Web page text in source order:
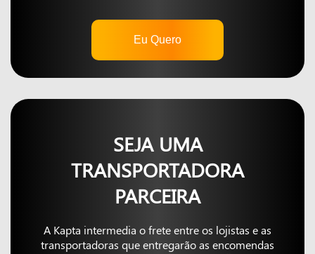
Eu Quero
SEJA UMA
TRANSPORTADORA
PARCEIRA
A Kapta intermedia o frete entre os lojistas e as
transportadoras que entregarão as encomendas